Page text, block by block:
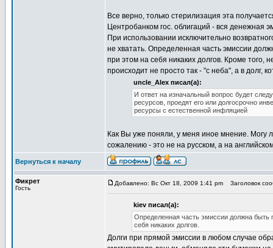
Все верно, только стерилизация эта
Центробанком гос. облигаций - вся денежная
При использовании исключительно
не хватать. Определенная часть эмиссии
при этом на себя никаких долгов. Кроме
происходит не просто так - "с неба", а в долг,
uncle_Alex писал(а):
И ответ на изначальный вопрос будет
ресурсов, проедят его или долгосрочно
ресурсы с естественной инфляцией
Как Вы уже поняли, у меня иное мнение. Могу
сожалению - это не на русском, а на
Вернуться к началу
Фикрет
Гость
Добавлено: Вс Окт 18, 2009 1:41 pm Заголовок
kiev писал(а):
Определенная часть эмиссии должна быть
себя никаких долгов.
Долги при прямой эмиссии в любом случае